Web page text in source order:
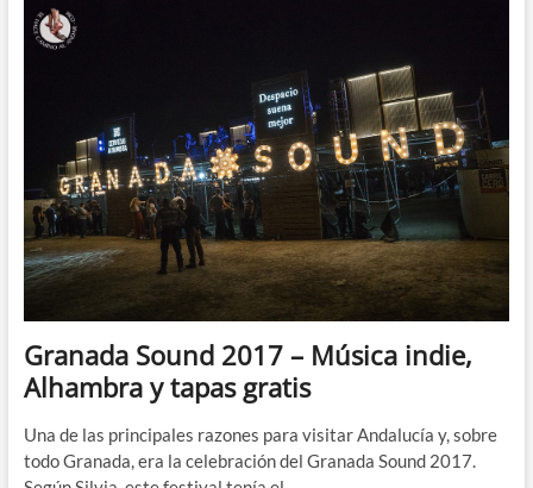
Granada Sound 2017 – Música indie,
Alhambra y tapas gratis
Una de las principales razones para visitar Andalucía y, sobre
todo Granada, era la celebración del Granada Sound 2017.